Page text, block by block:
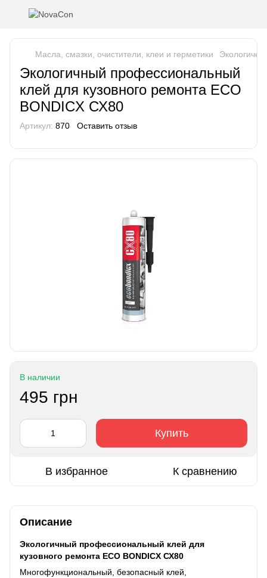
Масла, смазки, очистители, клеи и герметики
Экологичный профессиональный
клей для кузовного ремонта ECO
BONDICX СХ80
Артикул: 870 Оставить отзыв
В наличии
495 грн
Купить
В избранное К сравнению
Описание
Экологичный профессиональный клей для
кузовного ремонта ECO BONDICX СХ80
Многофункциональный, безопасный клей,